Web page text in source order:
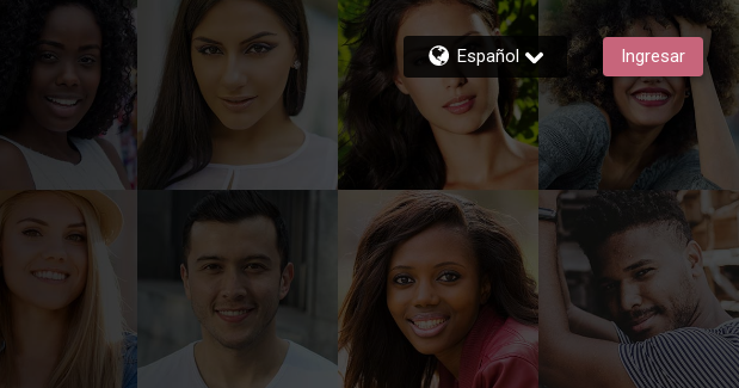
Español Ingresar